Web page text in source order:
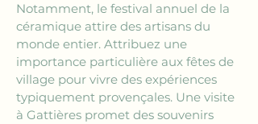
Notamment, le festival annuel de la
céramique attire des artisans du
monde entier. Attribuez une
importance particulière aux fêtes de
village pour vivre des expériences
typiquement provençales. Une visite
à Gattières promet des souvenirs